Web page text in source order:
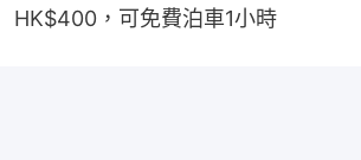
HK$400，可免費泊車1小時